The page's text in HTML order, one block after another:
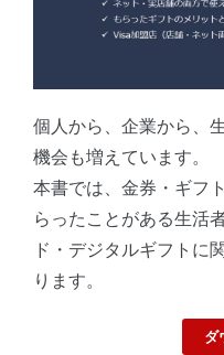
個人から、企業から、
機会も増えています。
本書では、金券・ギフ
らったことがある生活
ド・デジタルギフトに
ります。
ダ